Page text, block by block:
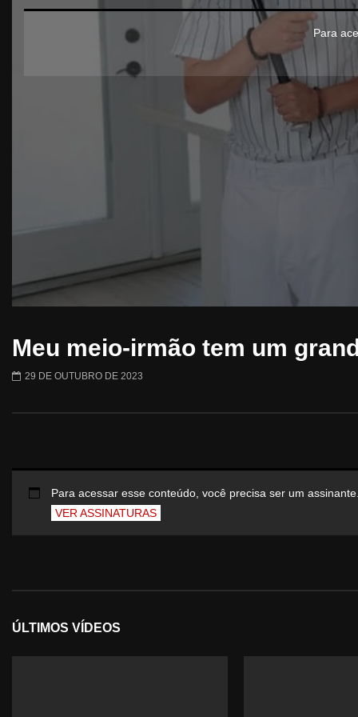
Para
Meu meio-irmão tem um
29 DE OUTUBRO DE 2023
Para acessar esse conteúdo, você precisa ser um
VER ASSINATURAS
ÚLTIMOS VÍDEOS